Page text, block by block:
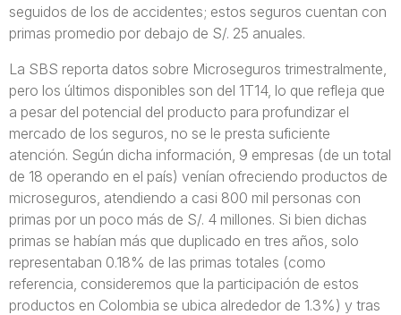
seguidos de los de accidentes; estos seguros cuentan con
primas promedio por debajo de S/. 25 anuales.
La SBS reporta datos sobre Microseguros trimestralmente,
pero los últimos disponibles son del 1T14, lo que refleja que
a pesar del potencial del producto para profundizar el
mercado de los seguros, no se le presta suficiente
atención. Según dicha información, 9 empresas (de un total
de 18 operando en el país) venían ofreciendo productos de
microseguros, atendiendo a casi 800 mil personas con
primas por un poco más de S/. 4 millones. Si bien dichas
primas se habían más que duplicado en tres años, solo
representaban 0.18% de las primas totales (como
referencia, consideremos que la participación de estos
productos en Colombia se ubica alrededor de 1.3%) y tras